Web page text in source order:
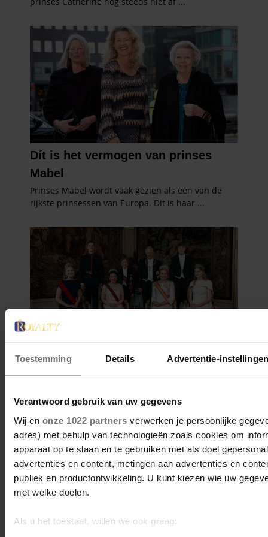
Toestemming Details Advertentie-instellingen
Verantwoord gebruik van uw gegevens
Wij en onze 1022 partners verwerken je persoonlijke
adres) met behulp van technologieën zoals cookies om
apparaat op te slaan en te gebruiken met als doel
advertenties en content, metingen aan advertenties en
publiek en productontwikkeling. U kunt kiezen wie uw
met welke doelen.
Als u het toestaat, willen we ook graag: